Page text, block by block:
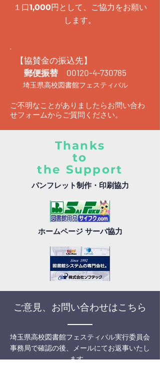
１口1,000円として、ご協力をお願い
します。
【協賛金の振込先】
郵便振替 00120-4-730785
埼玉県高校図書館フェスティバル
ご不明なことがありましたらお問い合わ
せフォームからご質問ください。
Thanks
to
the Support
パンフレット制作・印刷協力
ホームページ サーバ協力
ご意見、お問い合わせはこちら
埼玉県高校図書館フェスティバル実行委員会
事務局で確認の後、メールにてお返事いたし
ます。